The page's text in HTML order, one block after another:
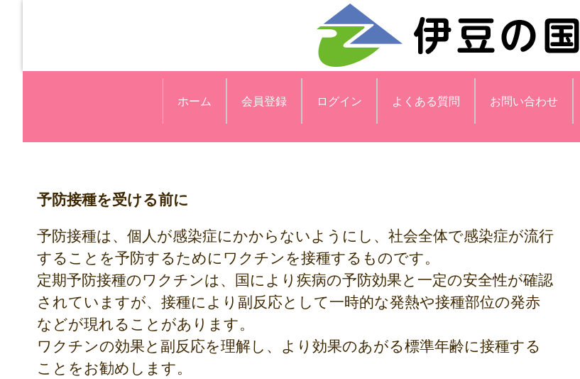
ホーム 会員登録 ログイン よくある質問 お問い合わせ
予防接種を受ける前に
予防接種は、個人が感染症にかからないようにし、社会全体で感染症が流行
することを予防するためにワクチンを接種するものです。
定期予防接種のワクチンは、国により疾病の予防効果と一定の安全性が確認
されていますが、接種により副反応として一時的な発熱や接種部位の発赤
などが現れることがあります。
ワクチンの効果と副反応を理解し、より効果のあがる標準年齢に接種する
ことをお勧めします。